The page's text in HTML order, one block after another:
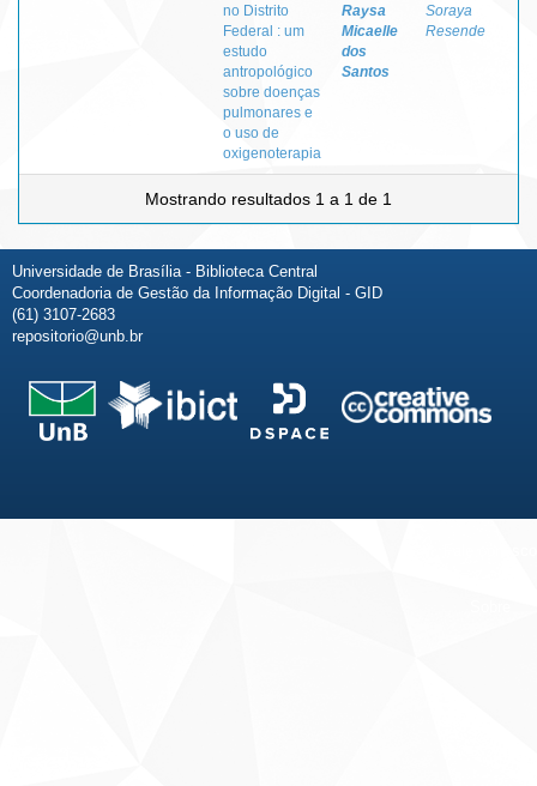
no Distrito
Federal : um
estudo
antropológico
sobre doenças
pulmonares e
o uso de
oxigenoterapia
Raysa
Micaelle
dos
Santos
Soraya
Resende
Mostrando resultados 1 a 1 de 1
Universidade de Brasília - Biblioteca Central
Coordenadoria de Gestão da Informação Digital - GID
(61) 3107-2683
repositorio@unb.br